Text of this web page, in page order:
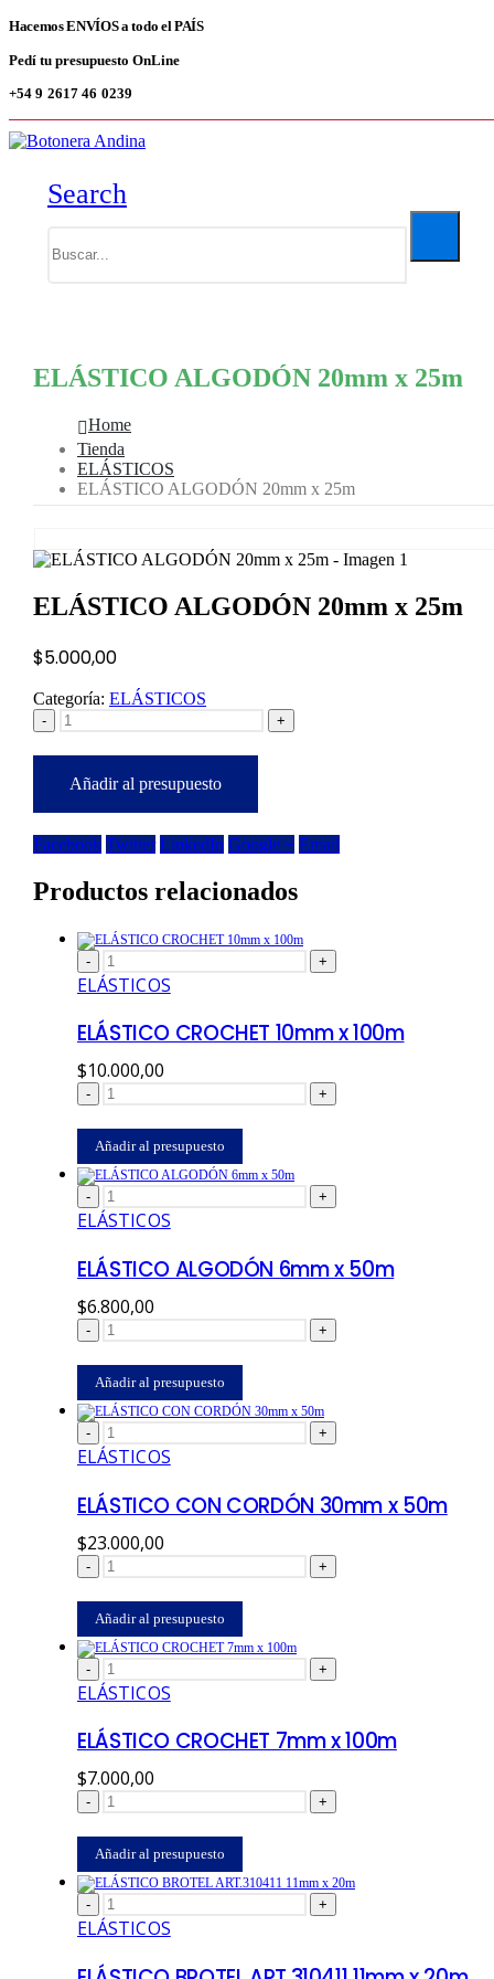
Hacemos ENVÍOS a todo el PAÍS
Pedí tu presupuesto OnLine
+54 9 2617 46 0239
Search
ELÁSTICO ALGODÓN 20mm x 25m
Home
Tienda
ELÁSTICOS
ELÁSTICO ALGODÓN 20mm x 25m
ELÁSTICO ALGODÓN 20mm x 25m
$5.000,00
Categoría: ELÁSTICOS
- +
Añadir al presupuesto
Facebook Twitter LinkedIn Google + Email
Productos relacionados
- +
ELÁSTICOS
ELÁSTICO CROCHET 10mm x 100m
$10.000,00
- +
Añadir al presupuesto
- +
ELÁSTICOS
ELÁSTICO ALGODÓN 6mm x 50m
$6.800,00
- +
Añadir al presupuesto
- +
ELÁSTICOS
ELÁSTICO CON CORDÓN 30mm x 50m
$23.000,00
- +
Añadir al presupuesto
- +
ELÁSTICOS
ELÁSTICO CROCHET 7mm x 100m
$7.000,00
- +
Añadir al presupuesto
- +
ELÁSTICOS